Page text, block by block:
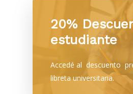
20%
estudiante
Accedé al descuento
libreta universitaria.